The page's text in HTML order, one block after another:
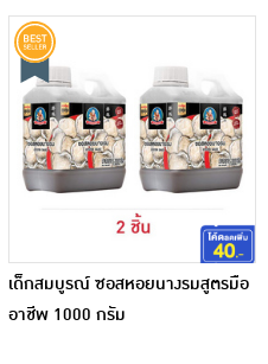
เด็กสมบูรณ์ ซอสหอยนางรมสูตรมือ
อาชีพ 1000 กรัม